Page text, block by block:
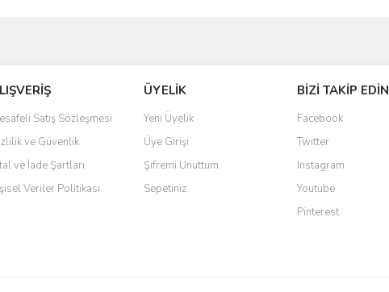
görüntülenemiyor.
bilgiler bulunuyor.
pahalı.
olmalı.
Satış Sözleşmesi
ve Güvenlik
ve İade Şartları
Veriler Politikası
ÜYELİK
Yeni Üyelik
Üye Girişi
Şifremi Unuttum
Sepetiniz
BİZİ TAKİP EDİN
Facebook
Twitter
Instagram
Youtube
Pinterest